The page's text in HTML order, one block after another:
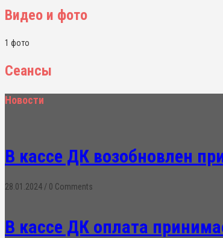
Видео и фото
1 фото
Сеансы
Новости
В кассе ДК возобновлен
28.01.2024 / 0 Comments
В кассе ДК оплата